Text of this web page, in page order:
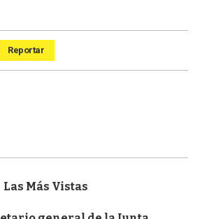
Reportar
Las Más Vistas